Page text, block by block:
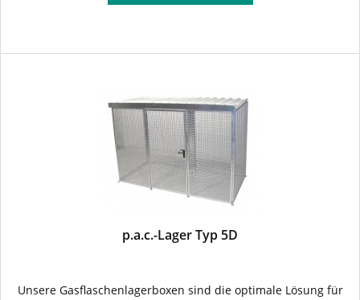
p.a.c.-Lager Typ 5D
Unsere Gasflaschenlagerboxen sind die optimale Lösung für